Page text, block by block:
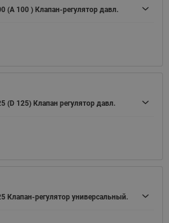
(A 100 ) Клапан-регулятор давл.
(D 125) Клапан регулятор давл.
Клапан-регулятор универсальный.